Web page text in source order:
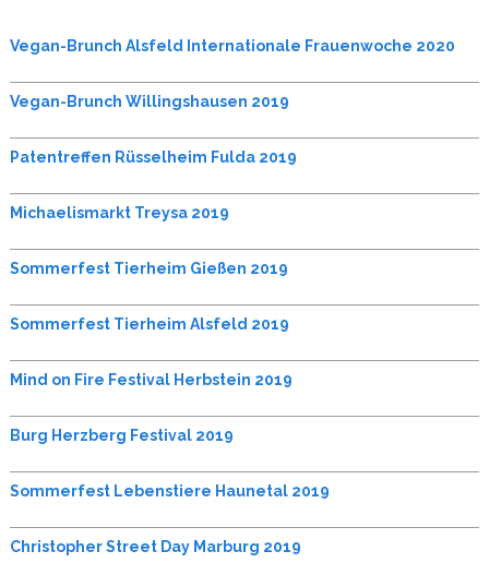
Vegan-Brunch Alsfeld Internationale Frauenwoche 2020
Vegan-Brunch Willingshausen 2019
Patentreffen Rüsselheim Fulda 2019
Michaelismarkt Treysa 2019
Sommerfest Tierheim Gießen 2019
Sommerfest Tierheim Alsfeld 2019
Mind on Fire Festival Herbstein 2019
Burg Herzberg Festival 2019
Sommerfest Lebenstiere Haunetal 2019
Christopher Street Day Marburg 2019